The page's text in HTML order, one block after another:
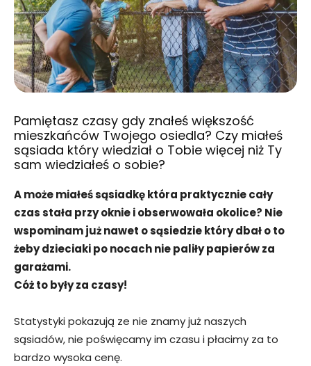
Pamiętasz czasy gdy znałeś większość
mieszkańców Twojego osiedla? Czy miałeś
sąsiada który wiedział o Tobie więcej niż Ty
sam wiedziałeś o sobie?
A może miałeś sąsiadkę która praktycznie cały
czas stała przy oknie i obserwowała okolice? Nie
wspominam już nawet o sąsiedzie który dbał o to
żeby dzieciaki po nocach nie paliły papierów za
garażami.
Cóż to były za czasy!
Statystyki pokazują ze nie znamy już naszych
sąsiadów, nie poświęcamy im czasu i płacimy za to
bardzo wysoka cenę.